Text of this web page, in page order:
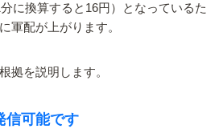
に換算すると16円）となっているた
軍配が上がります。
拠を説明します。
信可能です